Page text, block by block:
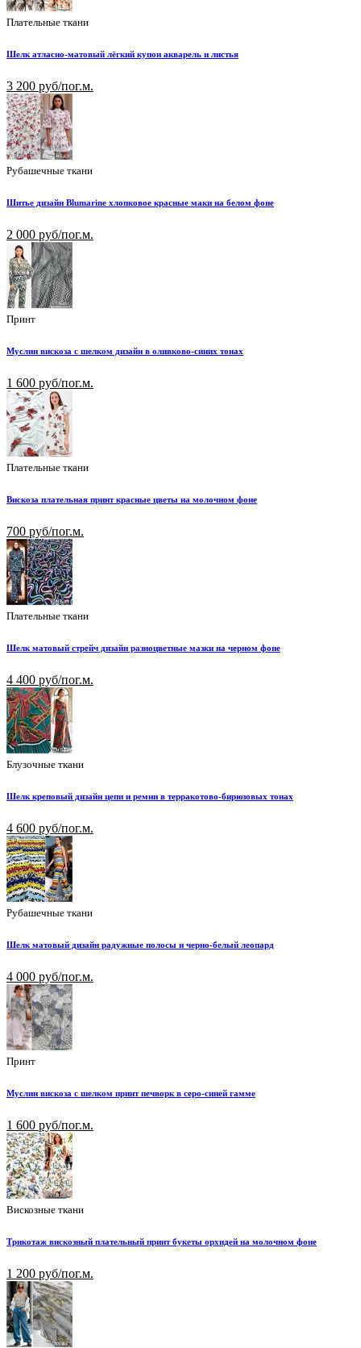
Плательные ткани
Шелк атласно-матовый лёгкий купон акварель и листья
3 200 руб/пог.м.
Рубашечные ткани
Шитье дизайн Blumarine хлопковое красные маки на белом фоне
2 000 руб/пог.м.
Принт
Муслин вискоза с шелком дизайн в оливково-синих тонах
1 600 руб/пог.м.
Плательные ткани
Вискоза плательная принт красные цветы на молочном фоне
700 руб/пог.м.
Плательные ткани
Шелк матовый стрейч дизайн разноцветные мазки на черном фоне
4 400 руб/пог.м.
Блузочные ткани
Шелк креповый дизайн цепи и ремни в терракотово-бирюзовых тонах
4 600 руб/пог.м.
Рубашечные ткани
Шелк матовый дизайн радужные полосы и черно-белый леопард
4 000 руб/пог.м.
Принт
Муслин вискоза с шелком принт печворк в серо-синей гамме
1 600 руб/пог.м.
Вискозные ткани
Трикотаж вискозный плательный принт букеты орхидей на молочном фоне
1 200 руб/пог.м.